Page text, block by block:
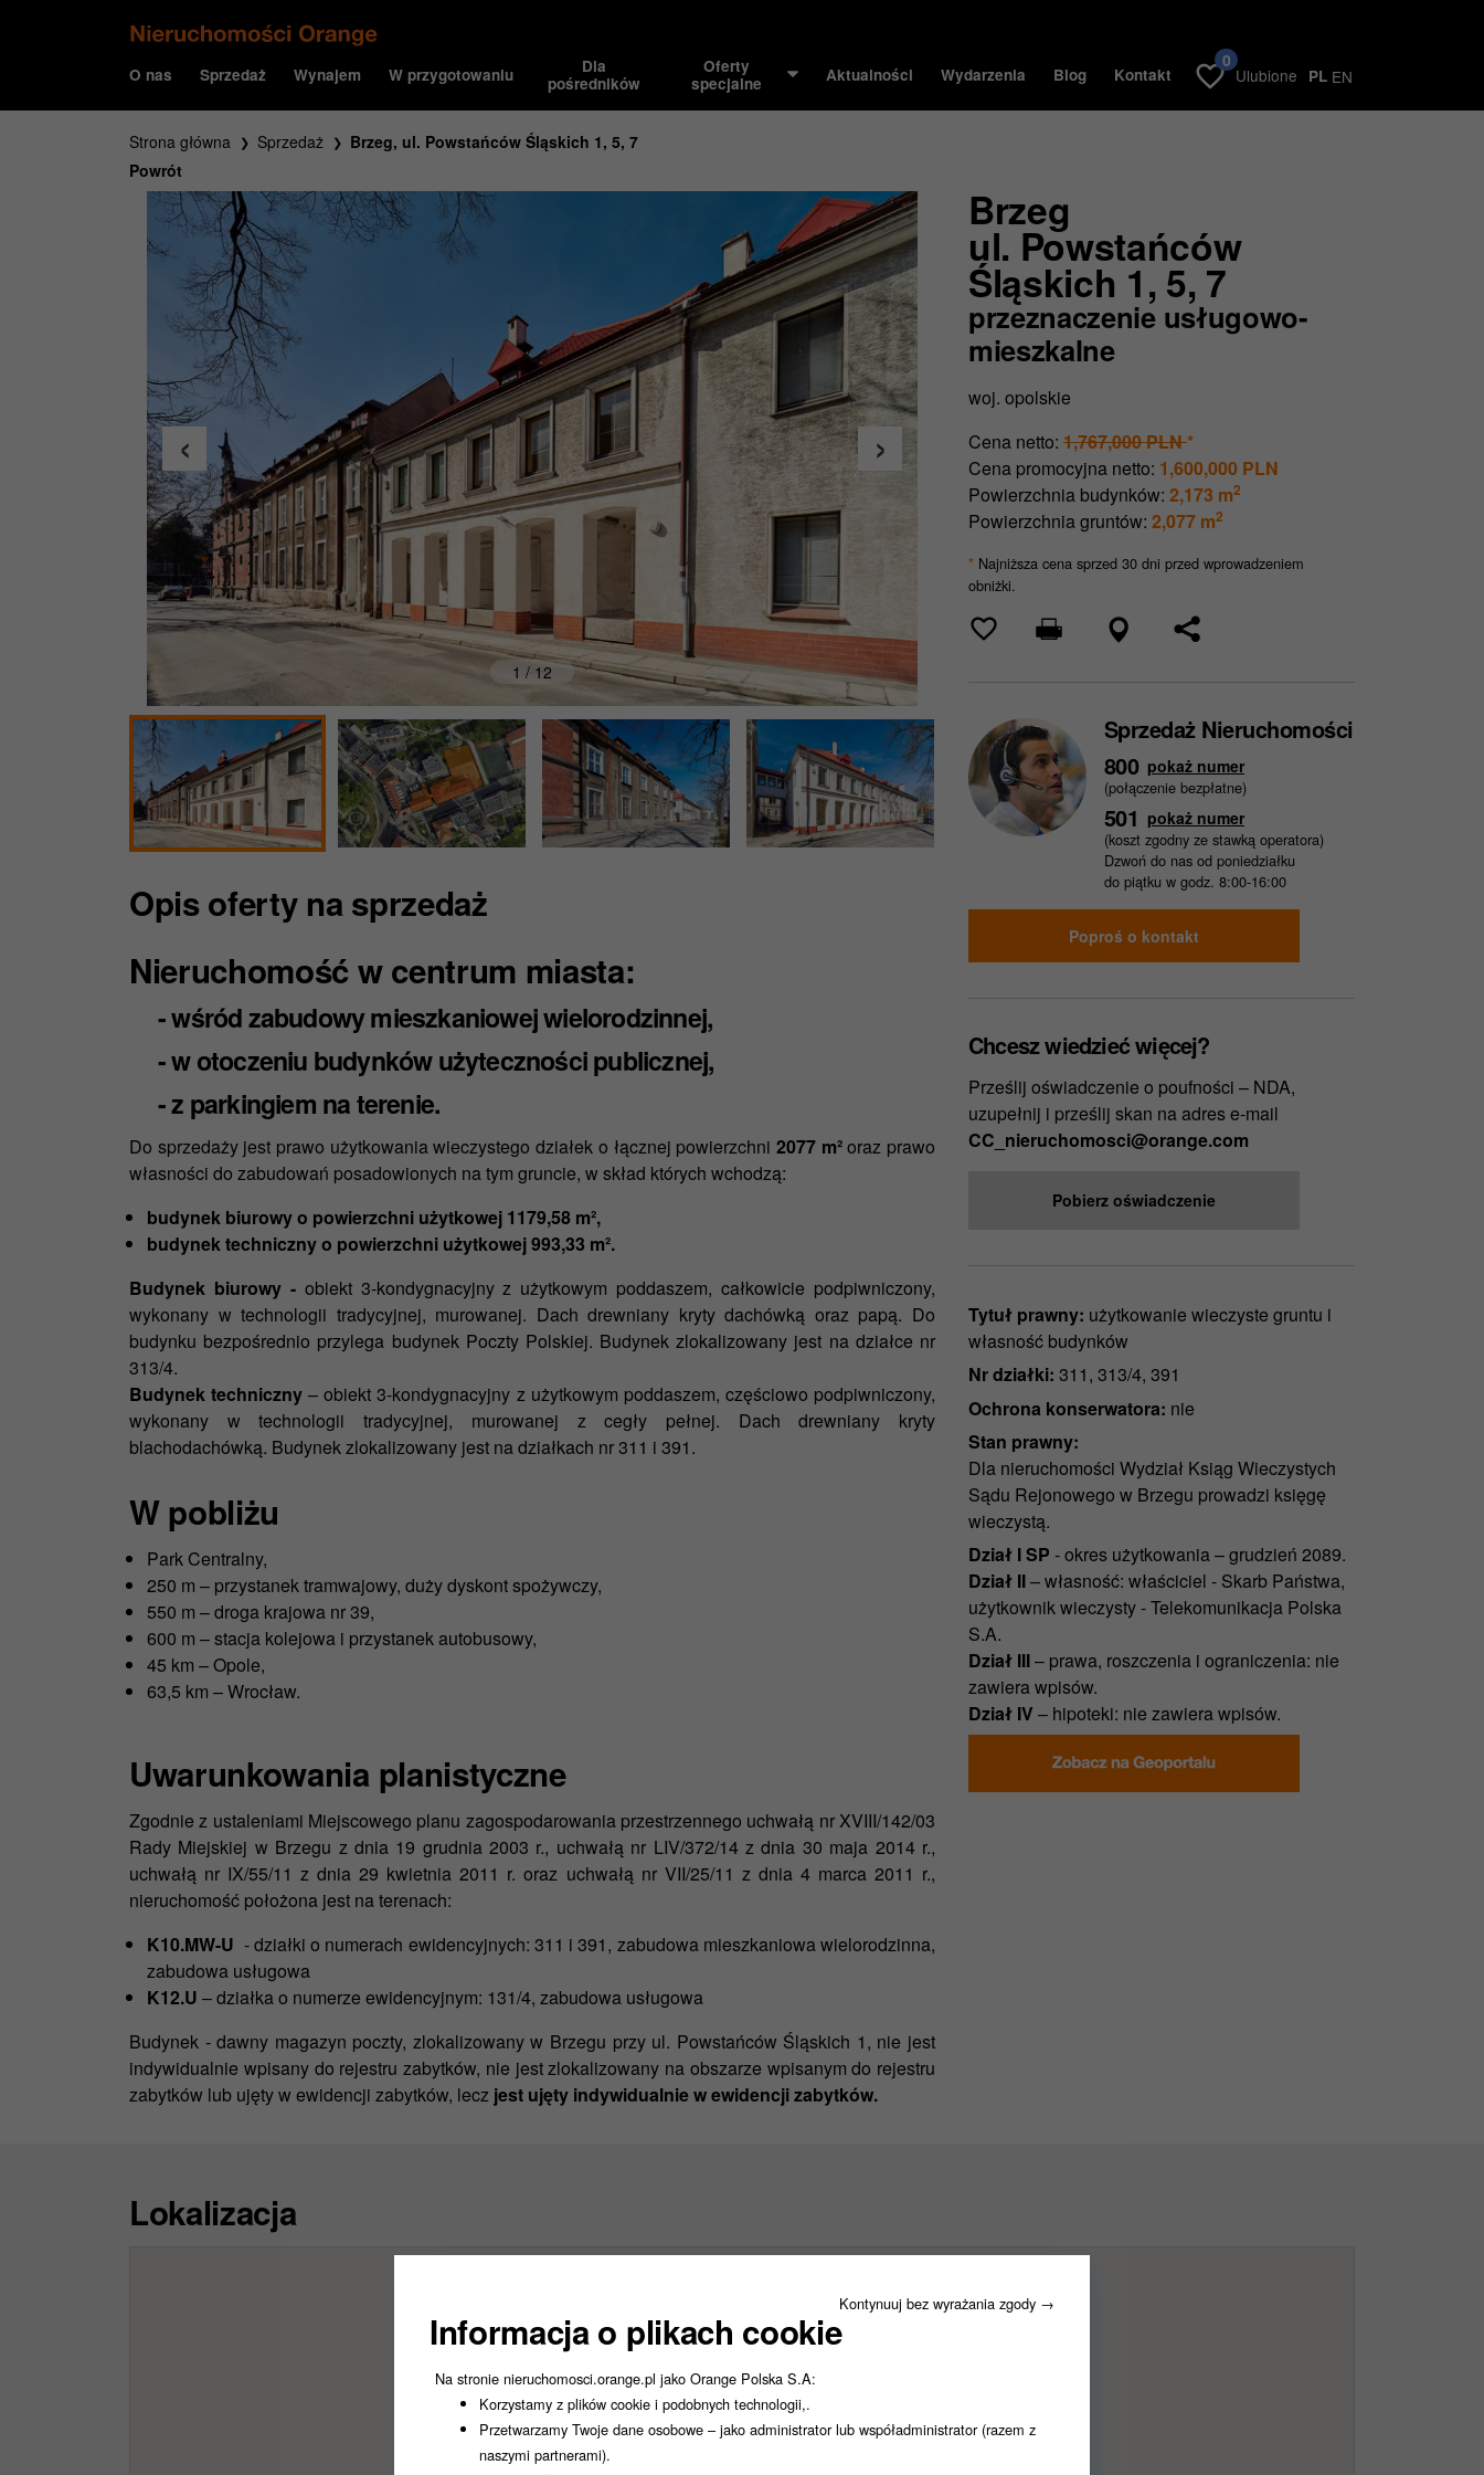
O nas Sprzedaż Wynajem W przygotowaniu
Dla
pośredników
Oferty
specjalne
Aktualności Wydarzenia Blog Kontakt
0
Ulubione PL EN
Strona główna Sprzedaż
Brzeg, ul. Powstańców Śląskich 1, 5, 7
Powrót
Brzeg
ul. Powstańców
Śląskich 1, 5, 7
przeznaczenie usługowo-
mieszkalne
woj. opolskie
Cena netto: 1,767,000 PLN*
Cena promocyjna netto: 1,600,000 PLN
Powierzchnia budynków: 2,173 m2
Powierzchnia gruntów: 2,077 m2
* Najniższa cena sprzed 30 dni przed wprowadzeniem
obniżki.
Sprzedaż Nieruchomości
800 pokaż numer
(połączenie bezpłatne)
501 pokaż numer
(koszt zgodny ze stawką operatora)
Dzwoń do nas od poniedziałku
do piątku w godz. 8:00-16:00
Poproś o kontakt
Chcesz wiedzieć więcej?
Prześlij oświadczenie o poufności – NDA,
uzupełnij i prześlij skan na adres e-mail
CC_nieruchomosci@orange.com
Pobierz oświadczenie
Tytuł prawny: użytkowanie wieczyste gruntu i
własność budynków
Nr działki: 311, 313/4, 391
Ochrona konserwatora: nie
Stan prawny:
Dla nieruchomości Wydział Ksiąg Wieczystych
Sądu Rejonowego w Brzegu prowadzi księgę
wieczystą.
Dział I SP - okres użytkowania – grudzień 2089.
Dział II– własność: właściciel - Skarb Państwa,
użytkownik wieczysty - Telekomunikacja Polska
S.A.
Dział III– prawa, roszczenia i ograniczenia: nie
zawiera wpisów.
Dział IV – hipoteki: nie zawiera wpisów.
1 / 12
Opis oferty na sprzedaż
Nieruchomość w centrum miasta:
- wśród zabudowy mieszkaniowej wielorodzinnej,
- w otoczeniu budynków użyteczności publicznej,
- z parkingiem na terenie.
Do sprzedaży jest prawo użytkowania wieczystego działek o łącznej powierzchni 2077 m²oraz prawo
własności do zabudowań posadowionych na tym gruncie, w skład których wchodzą:
budynek biurowy o powierzchni użytkowej 1179,58 m²,
budynek techniczny o powierzchni użytkowej 993,33 m².
Budynek biurowy -obiekt 3-kondygnacyjny z użytkowym poddaszem, całkowicie podpiwniczony,
wykonany w technologii tradycyjnej, murowanej. Dach drewniany kryty dachówką oraz papą. Do
budynku bezpośrednio przylega budynek Poczty Polskiej. Budynek zlokalizowany jest na działce nr
313/4.
Budynek techniczny – obiekt 3-kondygnacyjny z użytkowym poddaszem, częściowo podpiwniczony,
wykonany w technologii tradycyjnej, murowanej z cegły pełnej. Dach drewniany kryty
blachodachówką. Budynek zlokalizowany jest na działkach nr 311 i 391.
W pobliżu
Park Centralny,
250 m – przystanek tramwajowy, duży dyskont spożywczy,
550 m – droga krajowa nr 39,
600 m – stacja kolejowa i przystanek autobusowy,
45 km – Opole,
63,5 km – Wrocław.
Uwarunkowania planistyczne
Zgodnie z ustaleniami Miejscowego planu zagospodarowania przestrzennego uchwałą nr XVIII/142/03
Rady Miejskiej w Brzegu z dnia 19 grudnia 2003 r., uchwałą nr LIV/372/14 z dnia 30 maja 2014 r.,
uchwałą nr IX/55/11 z dnia 29 kwietnia 2011 r. oraz uchwałą nr VII/25/11 z dnia 4 marca 2011 r.,
nieruchomość położona jest na terenach:
K10.MW-U - działki o numerach ewidencyjnych: 311 i 391, zabudowa mieszkaniowa wielorodzinna,
zabudowa usługowa
K12.U – działka o numerze ewidencyjnym: 131/4, zabudowa usługowa
Budynek - dawny magazyn poczty, zlokalizowany w Brzegu przy ul. Powstańców Śląskich 1, nie jest
indywidualnie wpisany do rejestru zabytków, nie jest zlokalizowany na obszarze wpisanym do rejestru
zabytków lub ujęty w ewidencji zabytków, lecz jest ujęty indywidualnie w ewidencji zabytków.
Lokalizacja
Kontynuuj bez wyrażania zgody →
Informacja o plikach cookie
Na stronie nieruchomosci.orange.pl jako Orange Polska S.A:
Korzystamy z plików cookie i podobnych technologii,.
Przetwarzamy Twoje dane osobowe – jako administrator lub współadministrator (razem z
naszymi partnerami).